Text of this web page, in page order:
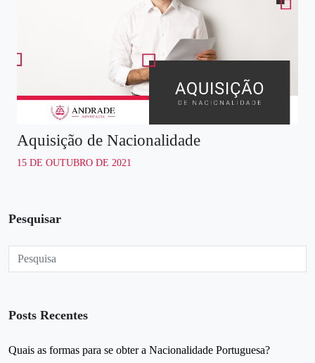
Aquisição de Nacionalidade
15 DE OUTUBRO DE 2021
Pesquisar
Posts Recentes
Quais as formas para se obter a Nacionalidade Portuguesa?